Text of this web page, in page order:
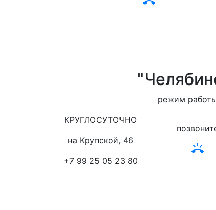
режим
КРУГЛОСУТОЧНО
на Крупской, 46
+7 99 25 05 23 80
ring_volume